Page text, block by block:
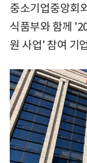
중소기업중앙회
식품부와 함께
원 사업' 참여 기